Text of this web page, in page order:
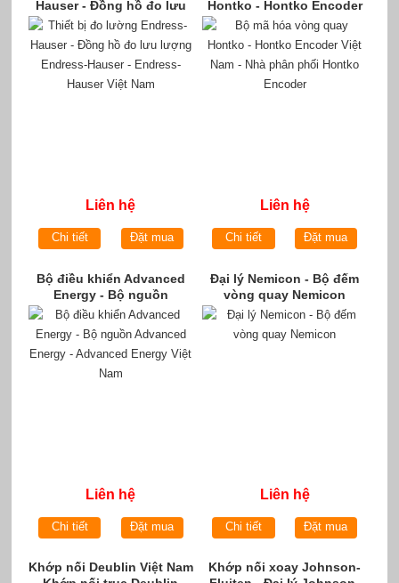
Hauser - Đồng hồ đo lưu
lượng Endress-Hauser -
Endress-Hauser Việt Nam
Liên hệ
Chi tiết Đặt mua
Hontko - Hontko Encoder
Việt Nam - Nhà phân phối
Hontko Encoder
Liên hệ
Chi tiết Đặt mua
Bộ điều khiển Advanced
Energy - Bộ nguồn
Advanced Energy -
Advanced Energy Việt Nam
Liên hệ
Chi tiết Đặt mua
Đại lý Nemicon - Bộ đếm
vòng quay Nemicon
Liên hệ
Chi tiết Đặt mua
Khớp nối Deublin Việt Nam
Khớp nối xoay Johnson-